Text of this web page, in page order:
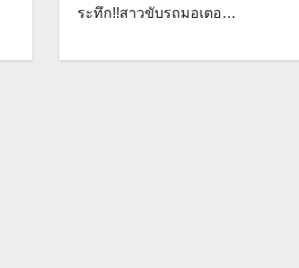
ระทึก!!สาวขับรถมอเตอ…